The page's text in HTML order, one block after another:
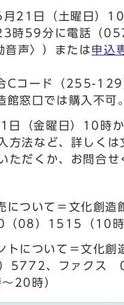
月21日（土曜日）
23時59分に電話（
声〉）または申込
Cコード（255-129
館窓口では購入不可。
日（金曜日）10時か
方法など、詳しくは
ただくか、お問合せ
について＝文化創造
08）1515（10時
トについて＝文化
5772、ファクス
20時）